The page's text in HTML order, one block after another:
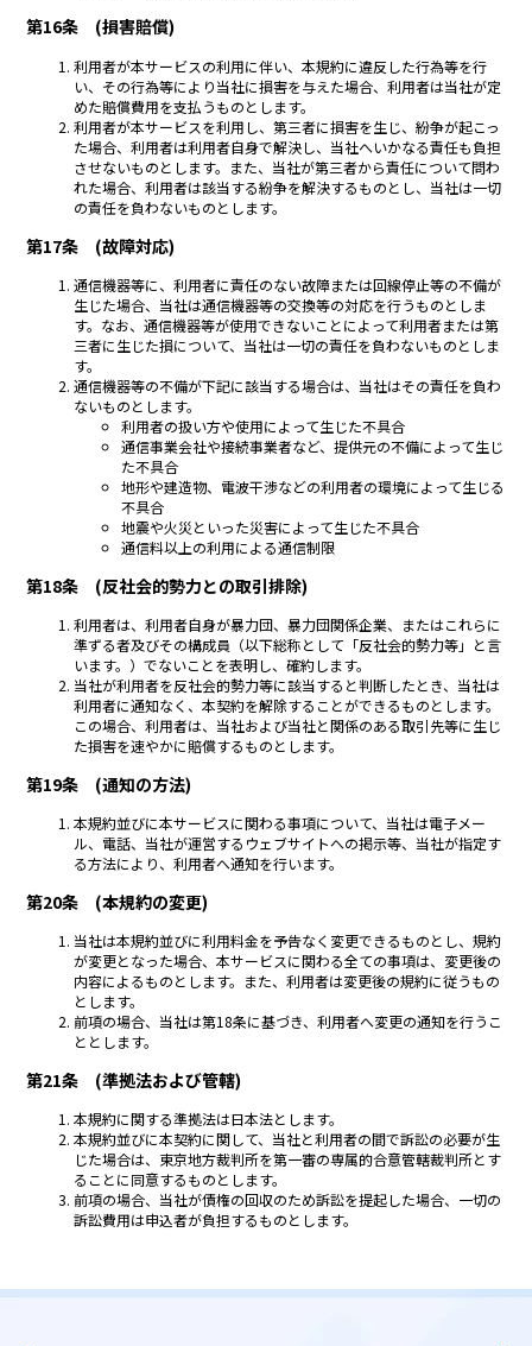
第16条 (損害賠償)
利用者が本サービスの利用に伴い、本規約に違反した行為等を行
い、その行為等により当社に損害を与えた場合、利用者は当社が定
めた賠償費用を支払うものとします。
利用者が本サービスを利用し、第三者に損害を生じ、紛争が起こっ
た場合、利用者は利用者自身で解決し、当社へいかなる責任も負担
させないものとします。また、当社が第三者から責任について問わ
れた場合、利用者は該当する紛争を解決するものとし、当社は一切
の責任を負わないものとします。
第17条 (故障対応)
通信機器等に、利用者に責任のない故障または回線停止等の不備が
生じた場合、当社は通信機器等の交換等の対応を行うものとしま
す。なお、通信機器等が使用できないことによって利用者または第
三者に生じた損について、当社は一切の責任を負わないものとしま
す。
通信機器等の不備が下記に該当する場合は、当社はその責任を負わ
ないものとします。
利用者の扱い方や使用によって生じた不具合
通信事業会社や接続事業者など、提供元の不備によって生じ
た不具合
地形や建造物、電波干渉などの利用者の環境によって生じる
不具合
地震や火災といった災害によって生じた不具合
通信料以上の利用による通信制限
第18条 (反社会的勢力との取引排除)
利用者は、利用者自身が暴力団、暴力団関係企業、またはこれらに
準ずる者及びその構成員（以下総称として「反社会的勢力等」と言
います。）でないことを表明し、確約します。
当社が利用者を反社会的勢力等に該当すると判断したとき、当社は
利用者に通知なく、本契約を解除することができるものとします。
この場合、利用者は、当社および当社と関係のある取引先等に生じ
た損害を速やかに賠償するものとします。
第19条 (通知の方法)
本規約並びに本サービスに関わる事項について、当社は電子メー
ル、電話、当社が運営するウェブサイトへの掲示等、当社が指定す
る方法により、利用者へ通知を行います。
第20条 (本規約の変更)
当社は本規約並びに利用料金を予告なく変更できるものとし、規約
が変更となった場合、本サービスに関わる全ての事項は、変更後の
内容によるものとします。また、利用者は変更後の規約に従うもの
とします。
前項の場合、当社は第18条に基づき、利用者へ変更の通知を行うこ
ととします。
第21条 (準拠法および管轄)
本規約に関する準拠法は日本法とします。
本規約並びに本契約に関して、当社と利用者の間で訴訟の必要が生
じた場合は、東京地方裁判所を第一審の専属的合意管轄裁判所とす
ることに同意するものとします。
前項の場合、当社が債権の回収のため訴訟を提起した場合、一切の
訴訟費用は申込者が負担するものとします。